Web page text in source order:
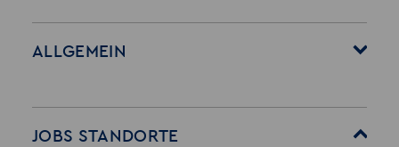
ALLGEMEIN
JOBS STANDORTE